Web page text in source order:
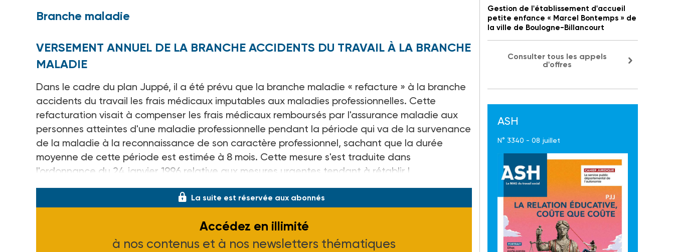
Branche maladie
VERSEMENT ANNUEL DE LA BRANCHE ACCIDENTS DU TRAVAIL À LA BRANCHE
MALADIE
Dans le cadre du plan Juppé, il a été prévu que la branche maladie « refacture » à la branche
accidents du travail les frais médicaux imputables aux maladies professionnelles. Cette
refacturation visait à compenser les frais médicaux remboursés par l'assurance maladie aux
personnes atteintes d'une maladie professionnelle pendant la période qui va de la survenance
de la maladie à la reconnaissance de son caractère professionnel, sachant que la durée
moyenne de cette période est estimée à 8 mois. Cette mesure s'est traduite dans
l'ordonnance du 24 janvier 1996 relative aux mesures urgentes tendant à rétablir l
La suite est réservée aux abonnés
Accédez en illimité
à nos contenus et à nos newsletters thématiques
Gestion de l'établissement d'accueil
petite enfance « Marcel Bontemps » de
la ville de Boulogne-Billancourt
Consulter tous les appels
d'offres
ASH
N° 3340 - 08 juillet